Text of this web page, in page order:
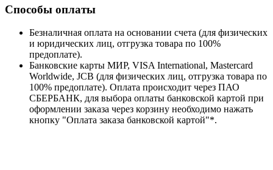
Способы оплаты
Безналичная оплата на основании счета (для физических
и юридических лиц, отгрузка товара по 100%
предоплате).
Банковские карты МИР, VISA International, Mastercard
Worldwide, JCB (для физических лиц, отгрузка товара по
100% предоплате). Оплата происходит через ПАО
СБЕРБАНК, для выбора оплаты банковской картой при
оформлении заказа через корзину необходимо нажать
кнопку "Оплата заказа банковской картой"*.